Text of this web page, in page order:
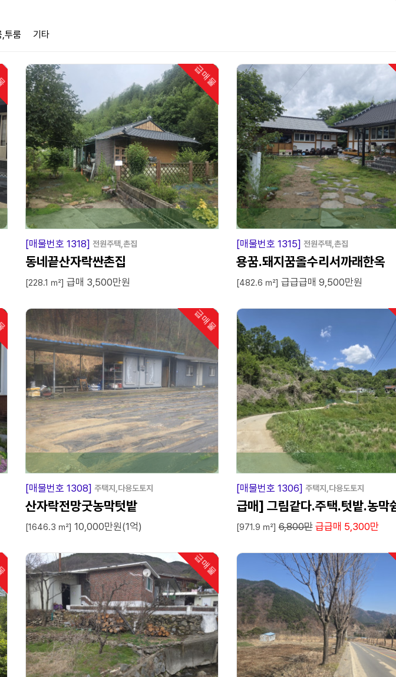
,투룸 기타
급매물
인기
급 매 물
[매물번호 1318] 전원주택,촌집
동네끝산자락싼촌집
[228.1 ㎡] 급매 3,500만원
급 매 물
[매물번호 1315] 전원주택,촌집
용꿈.돼지꿈올수리서까래한옥
[482.6 ㎡] 급급급매 9,500만원
급매물
인기
급 매 물
[매물번호 1308] 주택지,다용도토지
산자락전망굿농막텃밭
[1646.3 ㎡] 10,000만원(1억)
급 매 물
[매물번호 1306] 주택지,다용도토지
급매] 그림같다.주택.텃밭.농막
손해보고팔아요.
[971.9 ㎡] 6,800만 급급매 5,300만
급매물
인기